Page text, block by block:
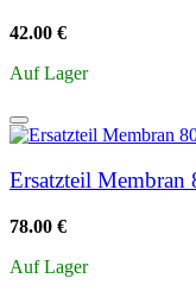
42.00 €
Auf Lager
Ersatzteil
78.00 €
Auf Lager